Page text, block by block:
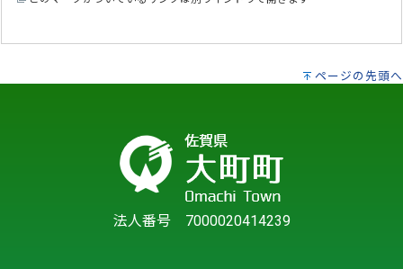
ページの先頭へ
法人番号 7000020414239